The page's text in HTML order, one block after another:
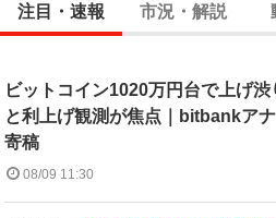
注目・速報 市況・解説
ビットコイン1020万円台で上げ渋
と利上げ観測が焦点｜bitbankア
寄稿
08/09 11:30